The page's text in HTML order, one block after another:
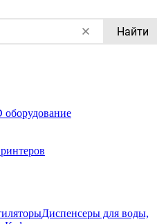
Найти
оборудование
Диспенсеры для воды,